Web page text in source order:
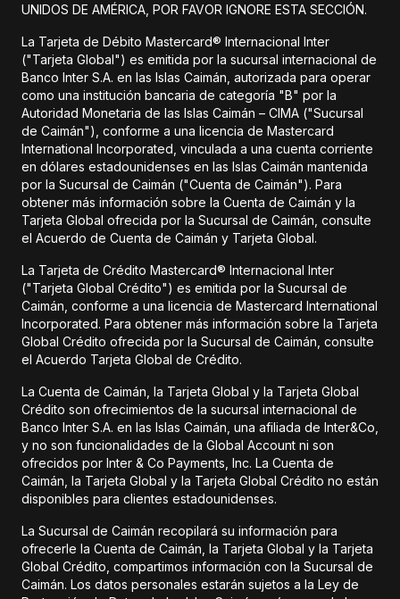
UNIDOS DE AMÉRICA, POR FAVOR IGNORE ESTA SECCIÓN.
La Tarjeta de Débito Mastercard® Internacional Inter
("Tarjeta Global") es emitida por la sucursal internacional de
Banco Inter S.A. en las Islas Caimán, autorizada para operar
como una institución bancaria de categoría "B" por la
Autoridad Monetaria de las Islas Caimán – CIMA ("Sucursal
de Caimán"), conforme a una licencia de Mastercard
International Incorporated, vinculada a una cuenta corriente
en dólares estadounidenses en las Islas Caimán mantenida
por la Sucursal de Caimán ("Cuenta de Caimán"). Para
obtener más información sobre la Cuenta de Caimán y la
Tarjeta Global ofrecida por la Sucursal de Caimán, consulte
el Acuerdo de Cuenta de Caimán y Tarjeta Global.
La Tarjeta de Crédito Mastercard® Internacional Inter
("Tarjeta Global Crédito") es emitida por la Sucursal de
Caimán, conforme a una licencia de Mastercard International
Incorporated. Para obtener más información sobre la Tarjeta
Global Crédito ofrecida por la Sucursal de Caimán, consulte
el Acuerdo Tarjeta Global de Crédito.
La Cuenta de Caimán, la Tarjeta Global y la Tarjeta Global
Crédito son ofrecimientos de la sucursal internacional de
Banco Inter S.A. en las Islas Caimán, una afiliada de Inter&Co,
y no son funcionalidades de la Global Account ni son
ofrecidos por Inter & Co Payments, Inc. La Cuenta de
Caimán, la Tarjeta Global y la Tarjeta Global Crédito no están
disponibles para clientes estadounidenses.
La Sucursal de Caimán recopilará su información para
ofrecerle la Cuenta de Caimán, la Tarjeta Global y la Tarjeta
Global Crédito, compartimos información con la Sucursal de
Caimán. Los datos personales estarán sujetos a la Ley de